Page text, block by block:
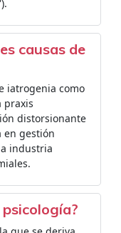
causas de
iatrogenia como
praxis
distorsionante
en gestión
industria